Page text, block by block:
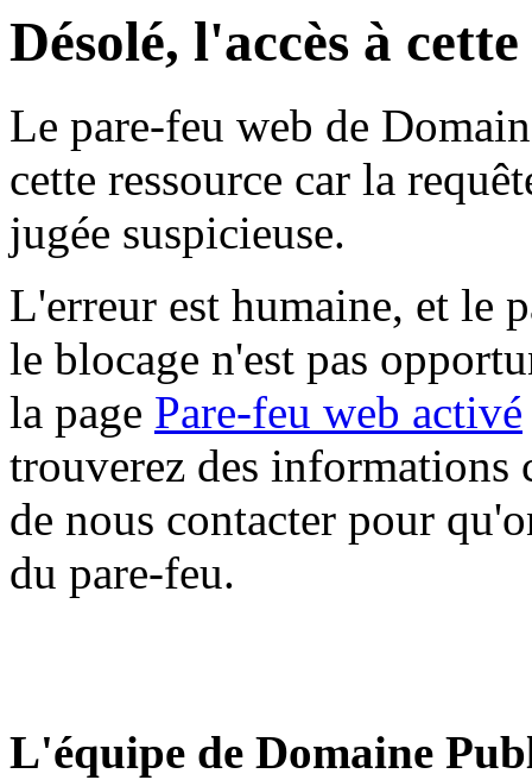
Désolé, l'accès à
Le pare-feu web de
cette ressource car la
jugée suspicieuse.
L'erreur est humaine, et le
le blocage n'est pas
la page Pare-feu web activé
trouverez des informations
de nous contacter pour
du pare-feu.
L'équipe de Domaine